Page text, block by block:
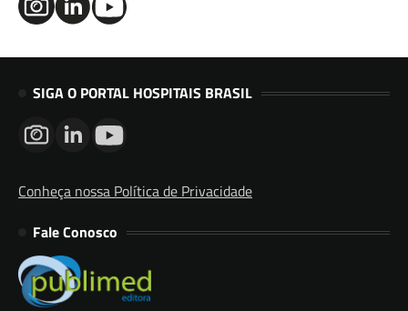
SIGA O PORTAL HOSPITAIS BRASIL
Conheça nossa Política de Privacidade
Fale Conosco